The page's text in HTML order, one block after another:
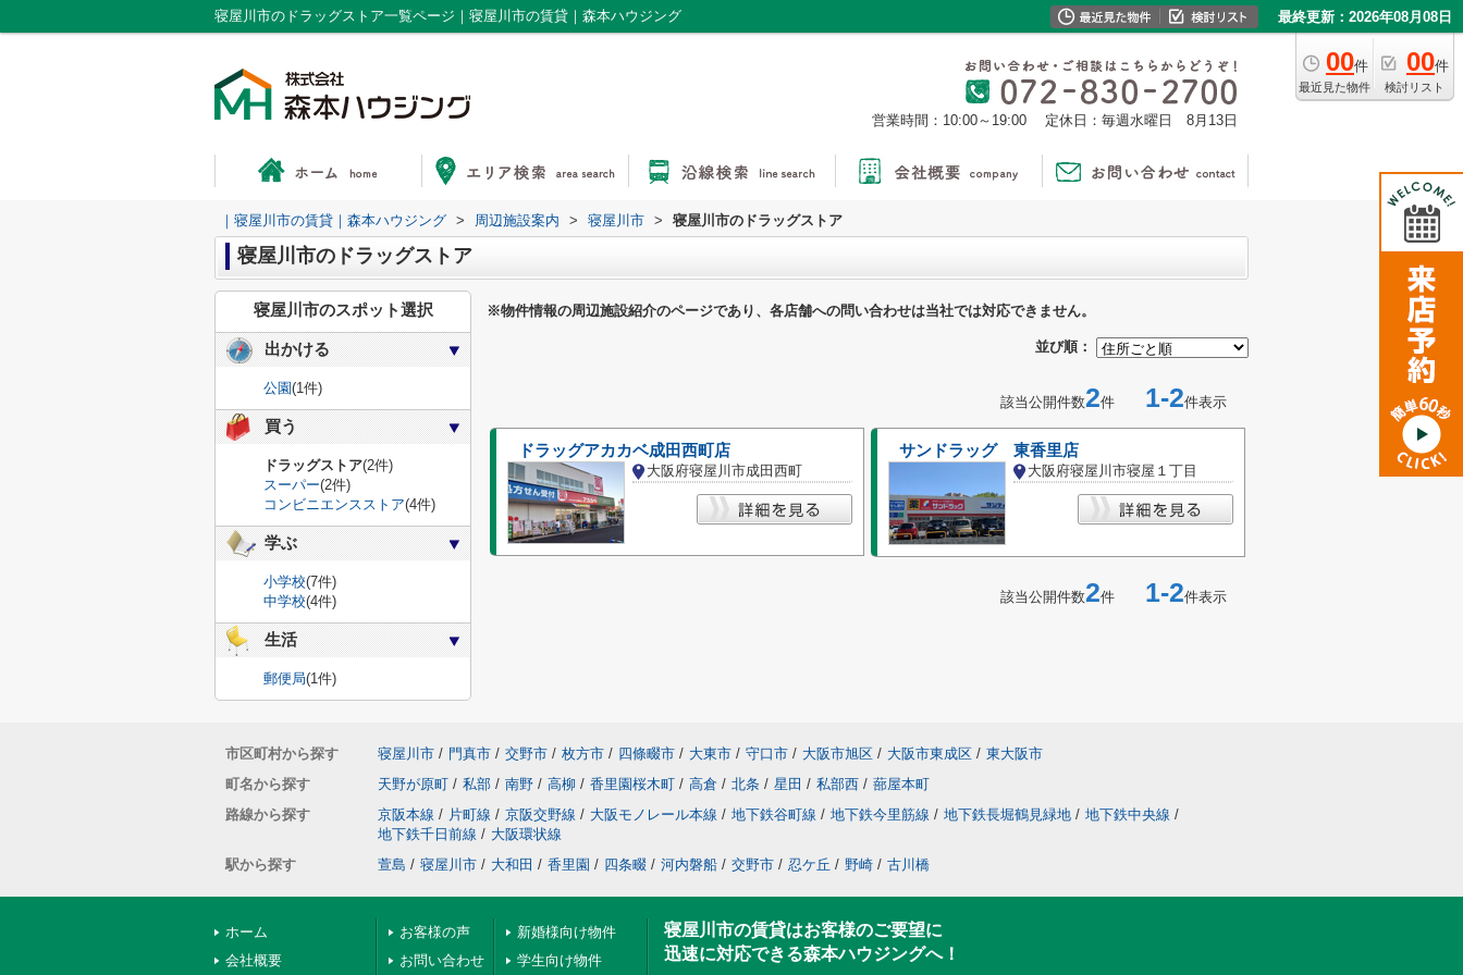
寝屋川市のドラッグストア一覧ページ｜寝屋川市の賃貸｜森本ハウジング 最終更新：2026年08月08日
00件
最近見た物件
00件
検討リスト
営業時間：10:00～19:00 定休日：毎週水曜日 8月13日
｜寝屋川市の賃貸｜森本ハウジング > 周辺施設案内 > 寝屋川市 > 寝屋川市のドラッグストア
寝屋川市のドラッグストア
※物件情報の周辺施設紹介のページであり、各店舗への問い合わせは当社では対応できません。
並び順：
該当公開件数2件 1-2件表示
ドラッグアカカベ成田西町店
大阪府寝屋川市成田西町
サンドラッグ 東香里店
大阪府寝屋川市寝屋１丁目
該当公開件数2件 1-2件表示
寝屋川市のスポット選択
出かける
公園(1件)
買う
ドラッグストア(2件)
スーパー(2件)
コンビニエンスストア(4件)
学ぶ
小学校(7件)
中学校(4件)
生活
郵便局(1件)
市区町村から探す 寝屋川市 / 門真市 / 交野市 / 枚方市 / 四條畷市 / 大東市 / 守口市 / 大阪市旭区 / 大阪市東成区 / 東大阪市
町名から探す
天野が原町 / 私部 / 南野 / 高柳 / 香里園桜木町 / 高倉 / 北条 / 星田 / 私部西 / 蔀屋本町
路線から探す
京阪本線 / 片町線 / 京阪交野線 / 大阪モノレール本線 / 地下鉄谷町線 / 地下鉄今里筋線 / 地下鉄長堀鶴見緑地 / 地下鉄中央線 /
地下鉄千日前線 / 大阪環状線
駅から探す
萱島 / 寝屋川市 / 大和田 / 香里園 / 四条畷 / 河内磐船 / 交野市 / 忍ケ丘 / 野崎 / 古川橋
ホーム
会社概要
お客様の声
お問い合わせ
新婚様向け物件
学生向け物件
寝屋川市の賃貸はお客様のご要望に
迅速に対応できる森本ハウジングへ！